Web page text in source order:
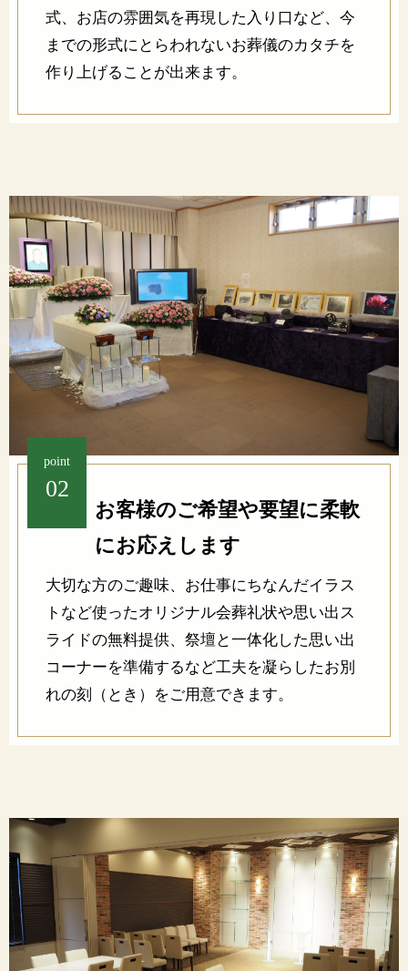
式、お店の雰囲気を再現した入り口など、今
までの形式にとらわれないお葬儀のカタチを
作り上げることが出来ます。
point
02
お客様のご希望や要望に柔軟
にお応えします
大切な方のご趣味、お仕事にちなんだイラス
トなど使ったオリジナル会葬礼状や思い出ス
ライドの無料提供、祭壇と一体化した思い出
コーナーを準備するなど工夫を凝らしたお別
れの刻（とき）をご用意できます。